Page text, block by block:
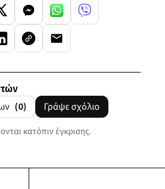
(0) Γράψε σχόλιο
κατόπιν έγκρισης.